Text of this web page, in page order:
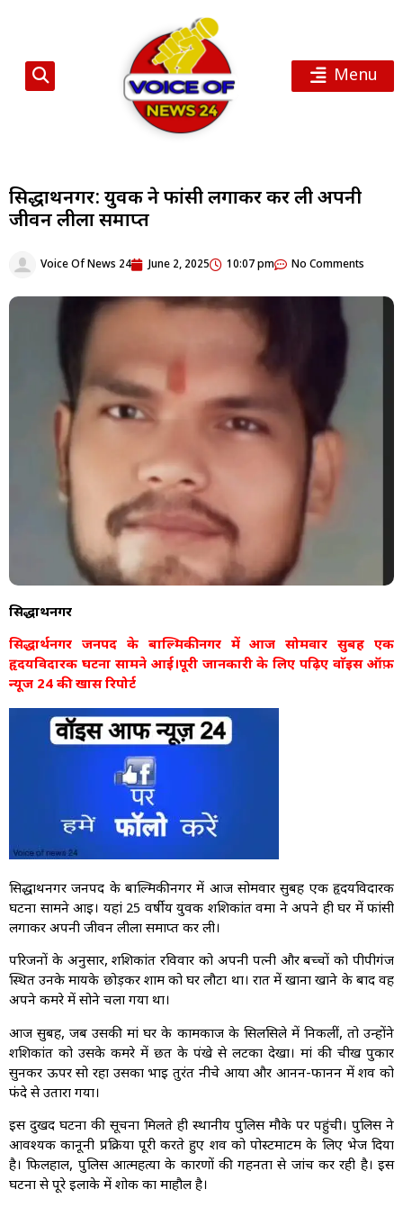
Menu
सिद्धार्थनगर: युवक ने फांसी लगाकर कर ली अपनी
जीवन लीला समाप्त
Voice Of News 24 June 2, 2025 10:07 pm No Comments
सिद्धार्थनगर
सिद्धार्थनगर जनपद के बाल्मिकीनगर में आज सोमवार सुबह एक
हृदयविदारक घटना सामने आई।पूरी जानकारी के लिए पढ़िए वाॅइस ऑफ़
न्यूज 24 की खास रिपोर्ट
सिद्धार्थनगर जनपद के बाल्मिकीनगर में आज सोमवार सुबह एक हृदयविदारक
घटना सामने आई। यहां 25 वर्षीय युवक शशिकांत वर्मा ने अपने ही घर में फांसी
लगाकर अपनी जीवन लीला समाप्त कर ली।
परिजनों के अनुसार, शशिकांत रविवार को अपनी पत्नी और बच्चों को पीपीगंज
स्थित उनके मायके छोड़कर शाम को घर लौटा था। रात में खाना खाने के बाद वह
अपने कमरे में सोने चला गया था।
आज सुबह, जब उसकी मां घर के कामकाज के सिलसिले में निकलीं, तो उन्होंने
शशिकांत को उसके कमरे में छत के पंखे से लटका देखा। मां की चीख पुकार
सुनकर ऊपर सो रहा उसका भाई तुरंत नीचे आया और आनन-फानन में शव को
फंदे से उतारा गया।
इस दुखद घटना की सूचना मिलते ही स्थानीय पुलिस मौके पर पहुंची। पुलिस ने
आवश्यक कानूनी प्रक्रिया पूरी करते हुए शव को पोस्टमार्टम के लिए भेज दिया
है। फिलहाल, पुलिस आत्महत्या के कारणों की गहनता से जांच कर रही है। इस
घटना से पूरे इलाके में शोक का माहौल है।